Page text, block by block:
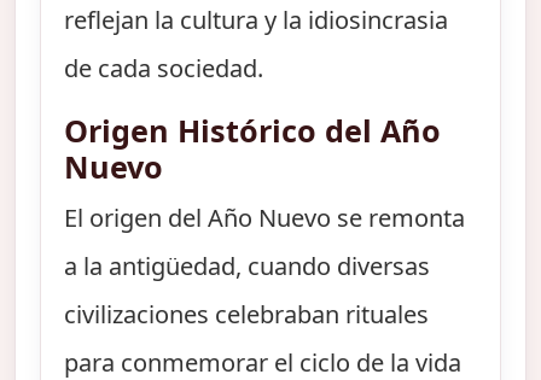
reflejan la cultura y la idiosincrasia
de cada sociedad.
Origen Histórico del Año
Nuevo
El origen del Año Nuevo se remonta
a la antigüedad, cuando diversas
civilizaciones celebraban rituales
para conmemorar el ciclo de la vida